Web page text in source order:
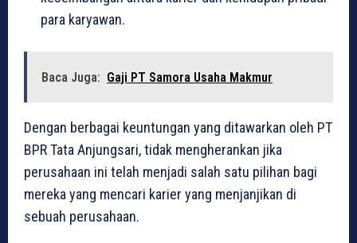
para karyawan.
Baca Juga: Gaji PT Samora Usaha Makmur
Dengan berbagai keuntungan yang ditawarkan oleh PT
BPR Tata Anjungsari, tidak mengherankan jika
perusahaan ini telah menjadi salah satu pilihan bagi
mereka yang mencari karier yang menjanjikan di
sebuah perusahaan.